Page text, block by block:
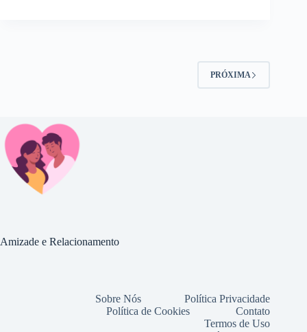
PRÓXIMA
Amizade e Relacionamento
Sobre Nós
Política Privacidade
Política de Cookies
Contato
Termos de Uso